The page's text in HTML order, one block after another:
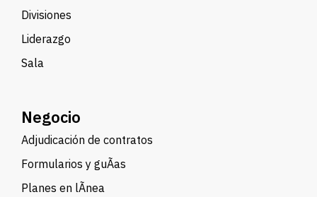
Divisiones
Liderazgo
Sala
Negocio
Adjudicación de contratos
Formularios y guÃ­as
Planes en lÃ­nea